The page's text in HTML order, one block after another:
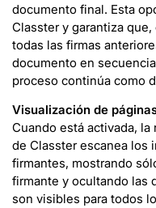
documento final. Esta
Classter y garantiza
todas las firmas
documento en
proceso continúa como
Visualización de
Cuando está activada,
de Classter escanea los
firmantes, mostrando
firmante y ocultando las
son visibles para todos